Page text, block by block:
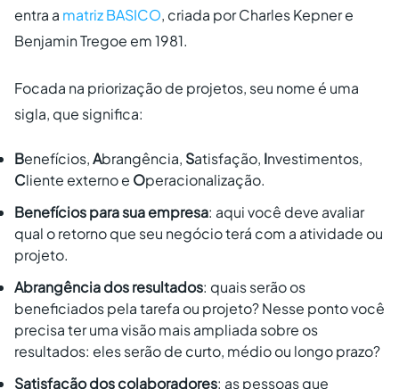
entra a matriz BASICO, criada por Charles Kepner e
Benjamin Tregoe em 1981.
Focada na priorização de projetos, seu nome é uma
sigla, que significa:
Benefícios,Abrangência, Satisfação, Investimentos,
Cliente externo e Operacionalização.
Benefícios para sua empresa: aqui você deve avaliar
qual o retorno que seu negócio terá com a atividade ou
projeto.
Abrangência dos resultados: quais serão os
beneficiados pela tarefa ou projeto? Nesse ponto você
precisa ter uma visão mais ampliada sobre os
resultados: eles serão de curto, médio ou longo prazo?
Satisfação dos colaboradores: as pessoas que